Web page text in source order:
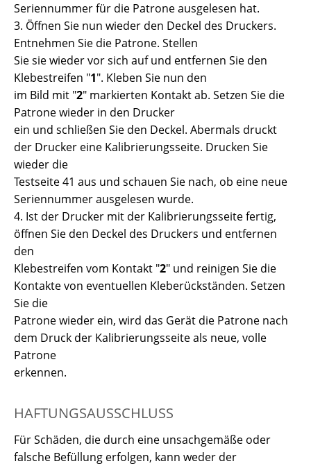
Seriennummer für die Patrone ausgelesen hat.
3. Öffnen Sie nun wieder den Deckel des Druckers.
Entnehmen Sie die Patrone. Stellen
Sie sie wieder vor sich auf und entfernen Sie den
Klebestreifen "1". Kleben Sie nun den
im Bild mit "2" markierten Kontakt ab. Setzen Sie die
Patrone wieder in den Drucker
ein und schließen Sie den Deckel. Abermals druckt
der Drucker eine Kalibrierungsseite. Drucken Sie
wieder die
Testseite 41 aus und schauen Sie nach, ob eine neue
Seriennummer ausgelesen wurde.
4. Ist der Drucker mit der Kalibrierungsseite fertig,
öffnen Sie den Deckel des Druckers und entfernen
den
Klebestreifen vom Kontakt "2" und reinigen Sie die
Kontakte von eventuellen Kleberückständen. Setzen
Sie die
Patrone wieder ein, wird das Gerät die Patrone nach
dem Druck der Kalibrierungsseite als neue, volle
Patrone
erkennen.
HAFTUNGSAUSSCHLUSS
Für Schäden, die durch eine unsachgemäße oder
falsche Befüllung erfolgen, kann weder der